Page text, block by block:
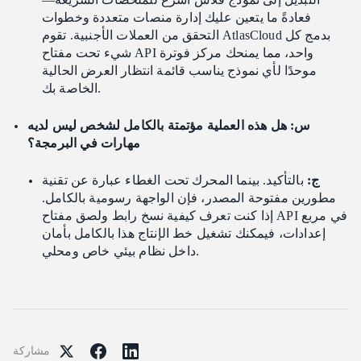
فعادةً ما يتعين عليك إدارة منصات متعددة وخطوات
التحقق من العملات الأجنبية. تقوم AtlasCloud بدمج كل
شيء تحت مفتاح API واحد، مما يمنحك مركز فوترة
موحدًا لأي نموذج يناسب قائمة انتظار العرض الحالية
الخاصة بك.
س: هل هذه العملية مؤتمتة بالكامل لشخص ليس لديه
مهارات في البرمجة؟
ج: بالتأكيد. بينما المحرك تحت الغطاء عبارة عن تقنية
مطورين مفتوحة المصدر، فإن الواجهة رسومية بالكامل.
إذا كنت تعرف كيفية نسخ رابط ولصق مفتاح API في مربع
إعدادات، فيمكنك تشغيل خط الإنتاج هذا بالكامل بأمان
داخل نظام بيئي خاص ومحلي.
مشاركة